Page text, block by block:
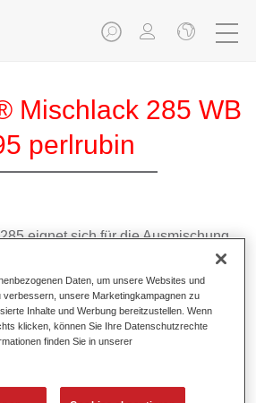
Mischlack 285 WB
perlrubin
eignet sich für die Ausmischung
Basislack 285, einem hochwertigen
Es basiert auf einer
für Uni- und
Daten, um unsere Websites und
verbessern, unsere Marketingkampagnen zu
Inhalte und Werbung bereitzustellen. Wenn
klicken, können Sie Ihre Datenschutzrechte
finden Sie in unserer